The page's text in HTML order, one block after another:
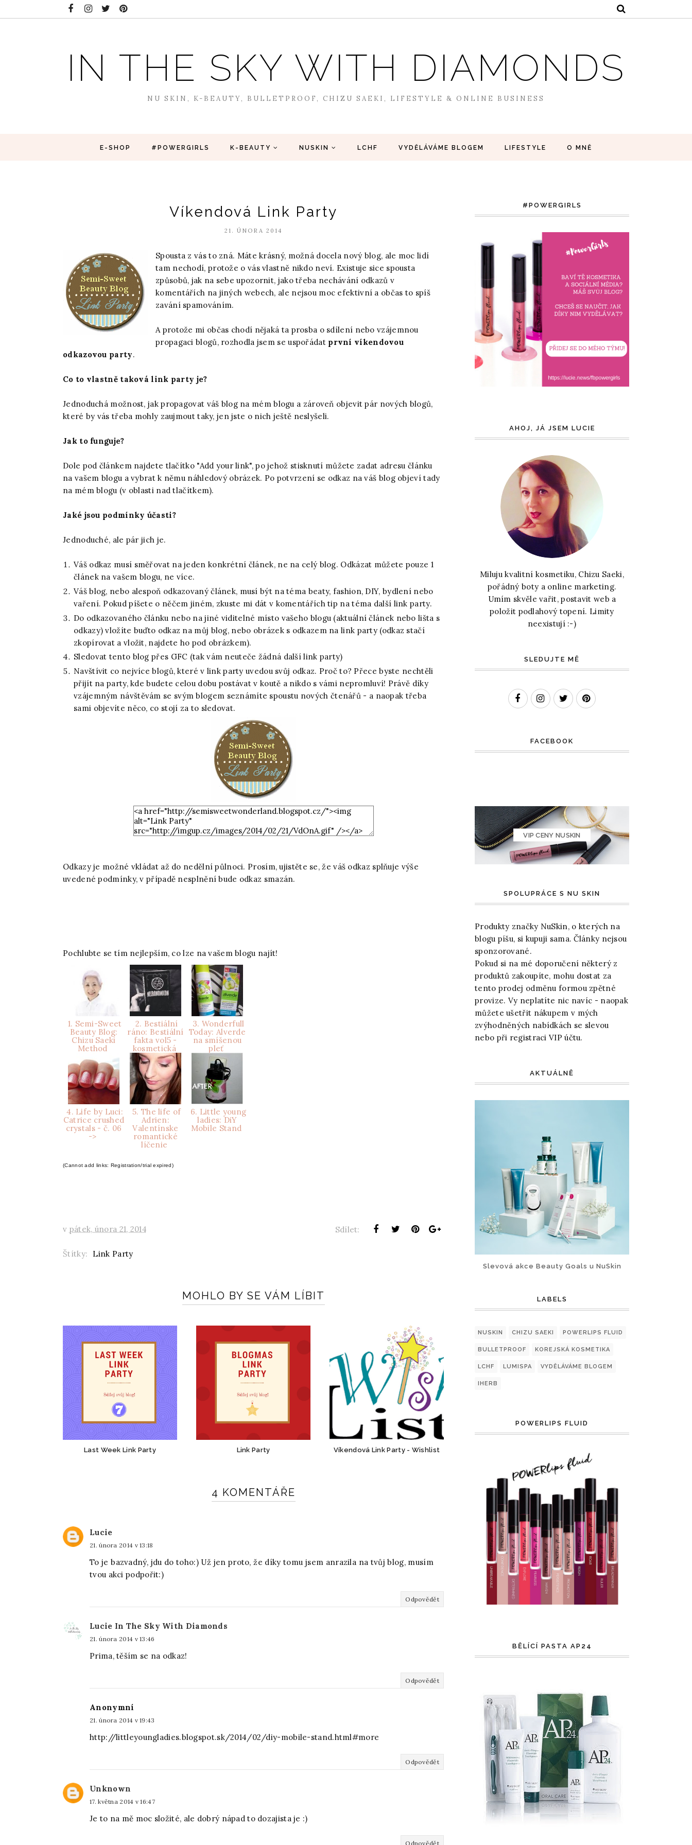
IN THE SKY WITH DIAMONDS
NU SKIN, K-BEAUTY, BULLETPROOF, CHIZU SAEKI, LIFESTYLE & ONLINE BUSINESS
E-SHOP #POWERGIRLS K-BEAUTY NUSKIN LCHF VYDĚLÁVÁME BLOGEM LIFESTYLE O MNĚ
Víkendová Link Party
21. ÚNORA 2014
Spousta z vás to zná. Máte krásný, možná docela nový blog, ale moc lidí
tam nechodí, protože o vás vlastně nikdo neví. Existuje sice spousta
způsobů, jak na sebe upozornit, jako třeba nechávání odkazů v
komentářích na jiných webech, ale nejsou moc efektivní a občas to spíš
zavání spamováním.
A protože mi občas chodí nějaká ta prosba o sdílení nebo vzájemnou
propagaci blogů, rozhodla jsem se uspořádat první víkendovou
odkazovou party.
Co to vlastně taková link party je?
Jednoduchá možnost, jak propagovat váš blog na mém blogu a zároveň objevit pár nových blogů,
které by vás třeba mohly zaujmout taky, jen jste o nich ještě neslyšeli.
Jak to funguje?
Dole pod článkem najdete tlačítko "Add your link", po jehož stisknutí můžete zadat adresu článku
na vašem blogu a vybrat k němu náhledový obrázek. Po potvrzení se odkaz na váš blog objeví tady
na mém blogu (v oblasti nad tlačítkem).
Jaké jsou podmínky účasti?
Jednoduché, ale pár jich je.
Váš odkaz musí směřovat na jeden konkrétní článek, ne na celý blog. Odkázat můžete pouze 1
článek na vašem blogu, ne více.
Váš blog, nebo alespoň odkazovaný článek, musí být na téma beaty, fashion, DIY, bydlení nebo
vaření. Pokud píšete o něčem jiném, zkuste mi dát v komentářích tip na téma další link party.
Do odkazovaného článku nebo na jiné viditelné místo vašeho blogu (aktuální článek nebo lišta s
odkazy) vložíte buďto odkaz na můj blog, nebo obrázek s odkazem na link party (odkaz stačí
zkopírovat a vložit, najdete ho pod obrázkem).
Sledovat tento blog přes GFC (tak vám neuteče žádná další link party)
Navštívit co nejvíce blogů, které v link party uvedou svůj odkaz. Proč to? Přece byste nechtěli
přijít na party, kde budete celou dobu postávat v koutě a nikdo s vámi nepromluví! Právě díky
vzájemným návštěvám se svým blogem seznámíte spoustu nových čtenářů - a naopak třeba
sami objevíte něco, co stojí za to sledovat.
Odkazy je možné vkládat až do nedělní půlnoci. Prosím, ujistěte se, že váš odkaz splňuje výše
uvedené podmínky, v případě nesplnění bude odkaz smazán.
Pochlubte se tím nejlepším, co lze na vašem blogu najít!
1. Semi-Sweet
Beauty Blog:
Chizu Saeki
Method
2. Bestiální
ráno: Bestiální
fakta vol5 -
kosmetická
3. Wonderfull
Today: Alverde
na smíšenou
pleť
4. Life by Luci:
Catrice crushed
crystals - č. 06
->
5. The life of
Adrien:
Valentínske
romantické
líčenie
6. Little young
ladies: DiY
Mobile Stand
(Cannot add links: Registration/trial expired)
v pátek, února 21, 2014 Sdílet:
Štítky: Link Party
MOHLO BY SE VÁM LÍBIT
Last Week Link Party Link Party Víkendová Link Party - Wishlist
4 KOMENTÁŘE
Lucie
21. února 2014 v 13:18
To je bazvadný, jdu do toho:) Už jen proto, že díky tomu jsem anrazila na tvůj blog, musím
tvou akci podpořit:)
Odpovědět
Lucie In The Sky With Diamonds
21. února 2014 v 13:46
Prima, těším se na odkaz!
Odpovědět
Anonymní
21. února 2014 v 19:43
http://littleyoungladies.blogspot.sk/2014/02/diy-mobile-stand.html#more
Odpovědět
Unknown
17. května 2014 v 16:47
Je to na mě moc složité, ale dobrý nápad to dozajista je :)
Odpovědět
#POWERGIRLS
AHOJ, JÁ JSEM LUCIE
Miluju kvalitní kosmetiku, Chizu Saeki,
pořádný boty a online marketing.
Umím skvěle vařit, postavit web a
položit podlahový topení. Limity
neexistují :-)
SLEDUJTE MĚ
FACEBOOK
VIP CENY NUSKIN
SPOLUPRÁCE S NU SKIN
Produkty značky NuSkin, o kterých na
blogu píšu, si kupuji sama. Články nejsou
sponzorované.
Pokud si na mé doporučení některý z
produktů zakoupíte, mohu dostat za
tento prodej odměnu formou zpětné
provize. Vy neplatíte nic navíc - naopak
můžete ušetřit nákupem v mých
zvýhodněných nabídkách se slevou
nebo při registraci VIP účtu.
AKTUÁLNĚ
Slevová akce Beauty Goals u NuSkin
LABELS
NUSKIN CHIZU SAEKI POWERLIPS FLUID
BULLETPROOF KOREJSKÁ KOSMETIKA
LCHF LUMISPA VYDĚLÁVÁME BLOGEM
IHERB
POWERLIPS FLUID
BĚLÍCÍ PASTA AP24